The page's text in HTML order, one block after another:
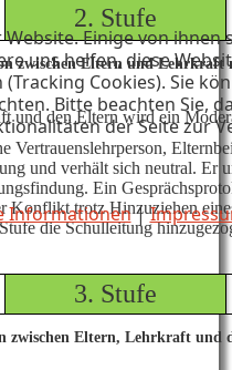
2. Stufe
zwischen Eltern und Lehrkraft
und den Eltern wird ein
Vertrauenslehrperson,
und verhält sich neutral. Er
Ein
Konflikt trotz Hinzuziehen
die Schulleitung
3. Stufe
zwischen Eltern, Lehrkraft und
Einige von ihnen
uns helfen, diese
Cookies). Sie
Bitte beachten Sie,
der Seite zur
Informationen|